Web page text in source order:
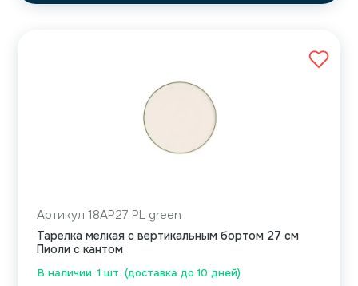
В наличии: 1 шт. (доставка до 10 дней)
Артикул 18AP27 PL green
Тарелка мелкая с вертикальным бортом 27 см
Пиоли с кантом